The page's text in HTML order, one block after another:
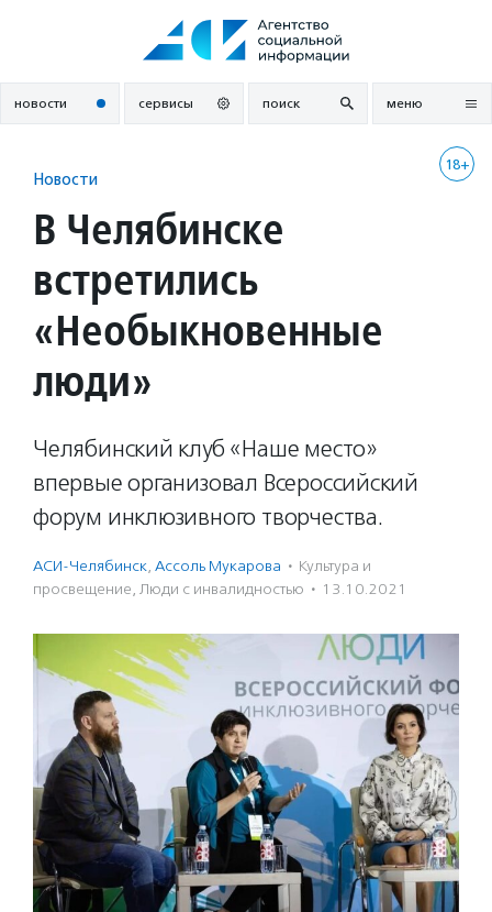
новости сервисы поиск меню
18+
Новости
В Челябинске
встретились
«Необыкновенные
люди»
Челябинский клуб «Наше место»
впервые организовал Всероссийский
форум инклюзивного творчества.
АСИ-Челябинск, Ассоль Мукарова · Культура и
просвещение, Люди с инвалидностью · 13.10.2021